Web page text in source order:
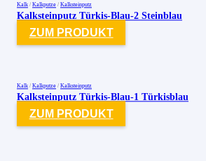
Kalk / Kalkputze / Kalksteinputz
Kalksteinputz Türkis-Blau-2 Steinblau
ZUM PRODUKT
Kalk / Kalkputze / Kalksteinputz
Kalksteinputz Türkis-Blau-1 Türkisblau
ZUM PRODUKT